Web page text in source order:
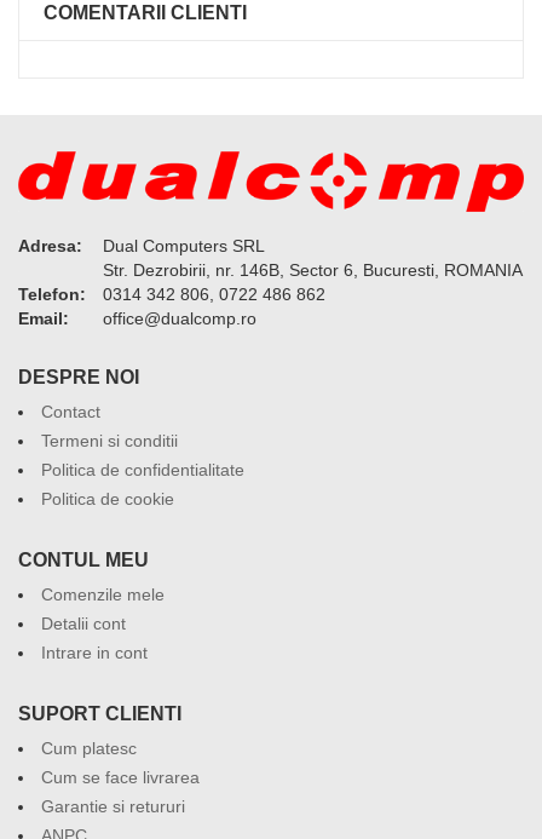
COMENTARII CLIENTI
Adresa:
Dual Computers SRL
Str. Dezrobirii, nr. 146B, Sector 6, Bucuresti, ROMANIA
Telefon:
0314 342 806, 0722 486 862
Email:
or.pmoclaud@eciffo
DESPRE NOI
Contact
Termeni si conditii
Politica de confidentialitate
Politica de cookie
CONTUL MEU
Comenzile mele
Detalii cont
Intrare in cont
SUPORT CLIENTI
Cum platesc
Cum se face livrarea
Garantie si retururi